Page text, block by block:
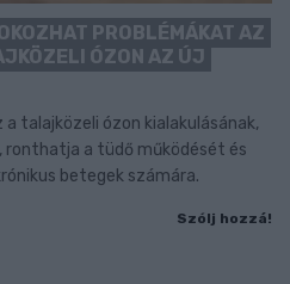
PROBLÉMÁKAT AZ
ÓZON AZ ÚJ
talajközeli ózon kialakulásának,
a tüdő működését és
betegek számára.
Szólj hozzá!